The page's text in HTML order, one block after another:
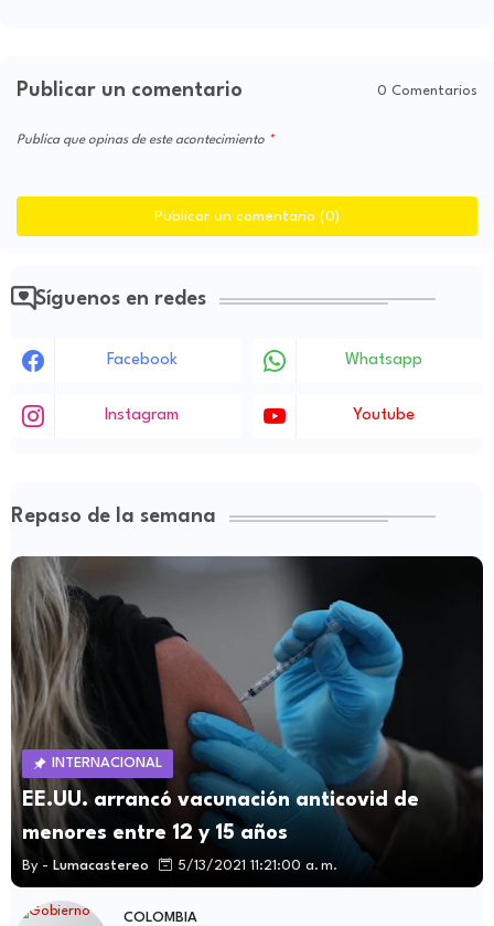
Publicar un comentario 0 Comentarios
Publica que opinas de este acontecimiento
Publicar un comentario (0)
Síguenos en redes
Facebook Whatsapp
Instagram Youtube
Repaso de la semana
INTERNACIONAL
EE.UU. arrancó vacunación anticovid de
menores entre 12 y 15 años
By - Lumacastereo 5/13/2021 11:21:00 a. m.
COLOMBIA